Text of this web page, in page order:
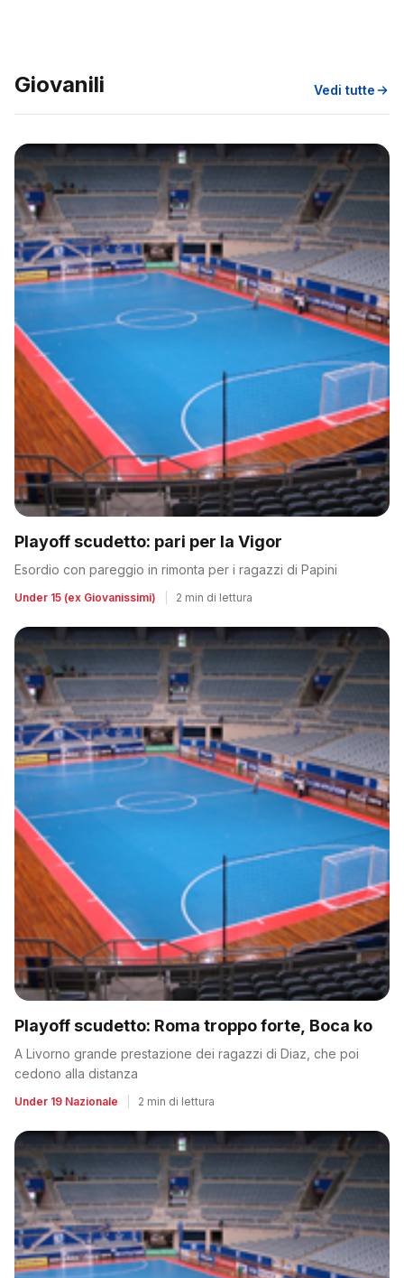
Giovanili Vedi tutte
Playoff scudetto: pari per la Vigor
Esordio con pareggio in rimonta per i ragazzi di Papini
Under 15 (ex Giovanissimi) 2 min di lettura
Playoff scudetto: Roma troppo forte, Boca ko
A Livorno grande prestazione dei ragazzi di Diaz, che poi
cedono alla distanza
Under 19 Nazionale 2 min di lettura